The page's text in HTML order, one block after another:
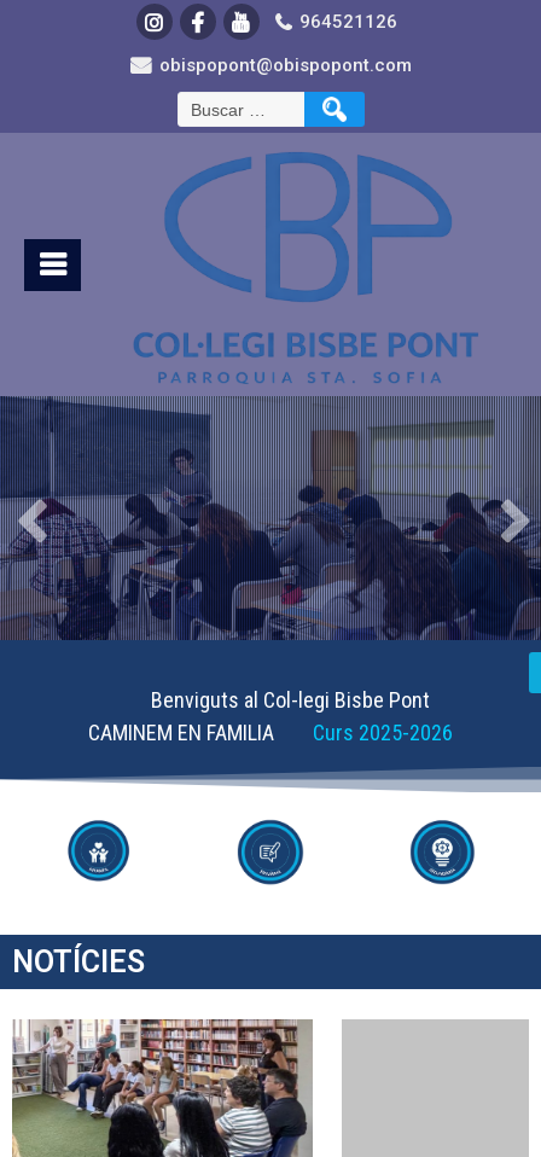
964521126
obispopont@obispopont.com
Benviguts al Col-legi Bisbe Pont
CAMINEM EN FAMILIA Curs 2025-2026
NOTÍCIES